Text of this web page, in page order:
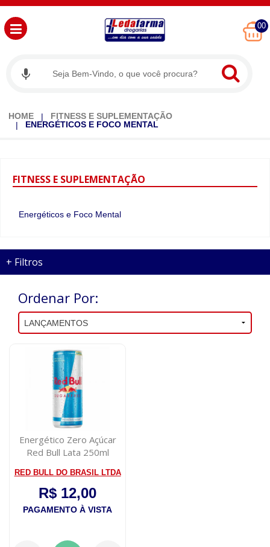
00
HOME
FITNESS E SUPLEMENTAÇÃO
ENERGÉTICOS E FOCO MENTAL
FITNESS E SUPLEMENTAÇÃO
Energéticos e Foco Mental
+ Filtros
Ordenar Por:
Energético Zero Açúcar
Red Bull Lata 250ml
RED BULL DO BRASIL LTDA
R$ 12,00
PAGAMENTO À VISTA